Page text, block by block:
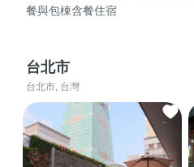
餐與包棟含餐住宿
台北市
台北市, 台灣